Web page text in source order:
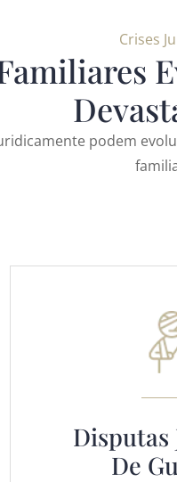
Crises
podem
Disputas
De